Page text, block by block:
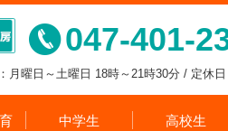
047-401-
月曜日～土曜日 18時～21時30分 / 定休日
中学生 高校生